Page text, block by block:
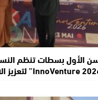
الأول بسطات تنظم